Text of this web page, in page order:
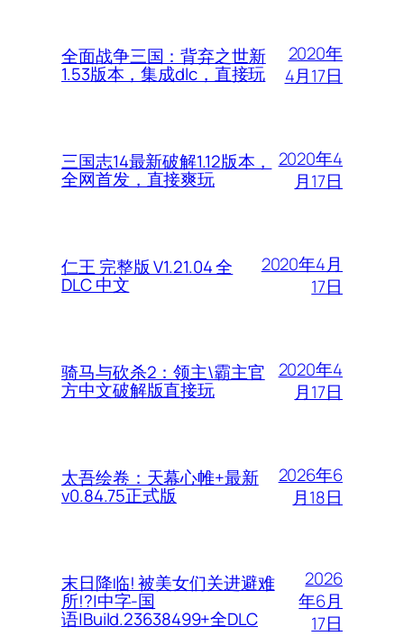
全面战争三国：背弃之世新
1.53版本，集成dlc，直接玩
2020年
4月17日
三国志14最新破解1.12版本，
全网首发，直接爽玩
2020年4
月17日
仁王 完整版 V1.21.04 全
DLC 中文
2020年4月
17日
骑马与砍杀2：领主\霸主官
方中文破解版直接玩
2020年4
月17日
太吾绘卷：天幕心帷+最新
v0.84.75正式版
2026年6
月18日
末日降临! 被美女们关进避难
所!?|中字-国
语|Build.23638499+全DLC
2026
年6月
17日